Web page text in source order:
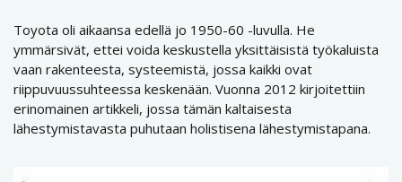
Toyota oli aikaansa edellä jo 1950-60 -luvulla. He
ymmärsivät, ettei voida keskustella yksittäisistä työkaluista
vaan rakenteesta, systeemistä, jossa kaikki ovat
riippuvuussuhteessa keskenään. Vuonna 2012 kirjoitettiin
erinomainen artikkeli, jossa tämän kaltaisesta
lähestymistavasta puhutaan holistisena lähestymistapana.